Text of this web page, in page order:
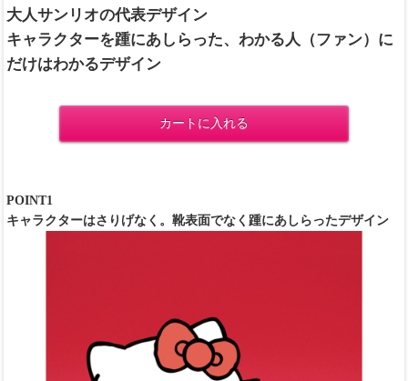
大人サンリオの代表デザイン
キャラクターを踵にあしらった、わかる人（ファン）に
だけはわかるデザイン
カートに入れる
POINT1
キャラクターはさりげなく。靴表面でなく踵にあしらったデザイン